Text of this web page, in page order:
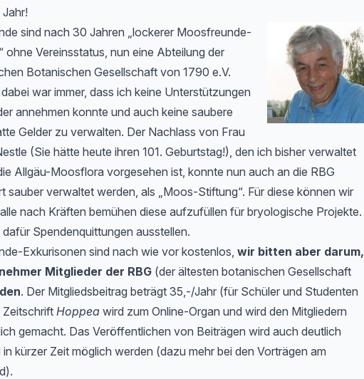
sind nach 30 Jahren „lockerer Moosfreunde-
ohne Vereinsstatus, nun eine Abteilung der
Botanischen Gesellschaft von 1790 e.V.
war immer, dass ich keine Unterstützungen
annehmen konnte und auch keine saubere
Gelder zu verwalten. Der Nachlass von Frau
(Sie hätte heute ihren 101. Geburtstag!), den ich bisher verwaltet
Allgäu-Moosflora vorgesehen ist, konnte nun auch an die RBG
sauber verwaltet werden, als „Moos-Stiftung“. Für diese können wir
nach Kräften bemühen diese aufzufüllen für bryologische Projekte.
dafür Spendenquittungen ausstellen.
Exkurisonen sind nach wie vor kostenlos, wir bitten aber darum,
Mitglieder der RBG (der ältesten botanischen Gesellschaft
. Der Mitgliedsbeitrag beträgt 35,-/Jahr (für Schüler und Studenten
ZeitschriftHoppea wird zum Online-Organ und wird den Mitgliedern
gemacht. Das Veröffentlichen von Beiträgen wird auch deutlich
kürzer Zeit möglich werden (dazu mehr bei den Vorträgen am